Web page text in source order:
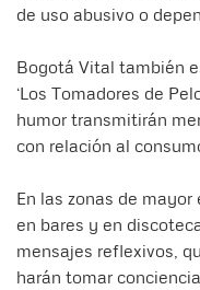
de uso abusivo o
Bogotá Vital también
‘Los Tomadores de
humor transmitirán
con relación al
En las zonas de
en bares y en
mensajes reflexivos,
harán tomar